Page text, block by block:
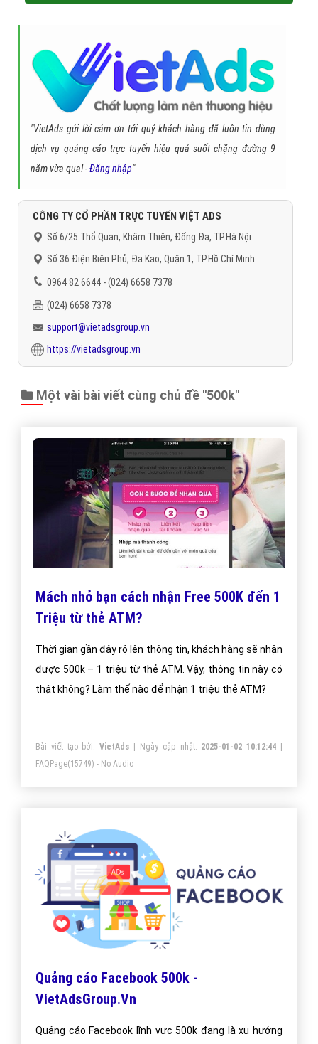
"VietAds gửi lời cảm ơn tới quý khách hàng đã luôn tin dùng
dịch vụ quảng cáo trực tuyến hiệu quả suốt chặng đường 9
năm vừa qua! -Đăng nhập"
CÔNG TY CỔ PHẦN TRỰC TUYẾN VIỆT ADS
Số 6/25 Thổ Quan, Khâm Thiên, Đống Đa, TP.Hà Nội
Số 36 Điện Biên Phủ, Đa Kao, Quận 1, TP.Hồ Chí Minh
0964 82 6644 - (024) 6658 7378
(024) 6658 7378
support@vietadsgroup.vn
https://vietadsgroup.vn
Một vài bài viết cùng chủ đề "500k"
Mách nhỏ bạn cách nhận Free 500K đến 1
Triệu từ thẻ ATM?
Thời gian gần đây rộ lên thông tin, khách hàng sẽ nhận
được 500k – 1 triệu từ thẻ ATM. Vậy, thông tin này có
thật không? Làm thế nào để nhận 1 triệu thẻ ATM?
Bài viết tạo bởi:VietAds | Ngày cập nhật: 2025-01-02 10:12:44
FAQPage(15749) - No Audio
Quảng cáo Facebook 500k -
VietAdsGroup.Vn
Quảng cáo Facebook lĩnh vực 500k đang là xu hướng